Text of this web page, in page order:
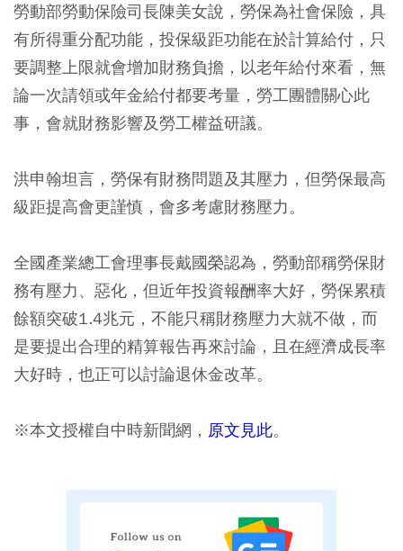
勞動部勞動保險司長陳美女說，勞保為社會保險，具
有所得重分配功能，投保級距功能在於計算給付，只
要調整上限就會增加財務負擔，以老年給付來看，無
論一次請領或年金給付都要考量，勞工團體關心此
事，會就財務影響及勞工權益研議。
洪申翰坦言，勞保有財務問題及其壓力，但勞保最高
級距提高會更謹慎，會多考慮財務壓力。
全國產業總工會理事長戴國榮認為，勞動部稱勞保財
務有壓力、惡化，但近年投資報酬率大好，勞保累積
餘額突破1.4兆元，不能只稱財務壓力大就不做，而
是要提出合理的精算報告再來討論，且在經濟成長率
大好時，也正可以討論退休金改革。
※本文授權自中時新聞網， 原文見此。